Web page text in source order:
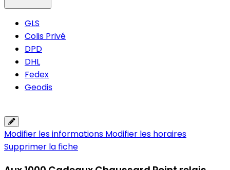
GLS
Colis Privé
DPD
DHL
Fedex
Geodis
Modifier les informations Modifier les horaires
Supprimer la fiche